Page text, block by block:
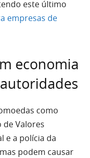
este último
empresas de
economia
como
de Valores
e a polícia da
podem causar